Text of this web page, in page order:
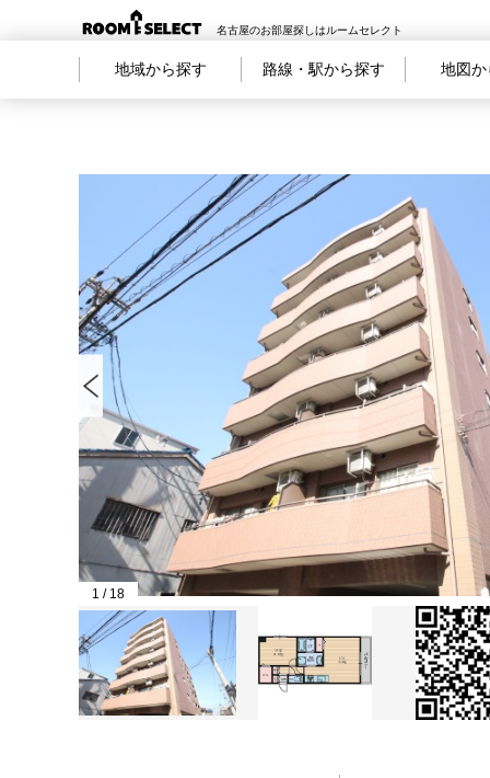
名古屋のお部屋探しはルームセレクト
地域から探す 路線・駅から探す 地図
1 / 18